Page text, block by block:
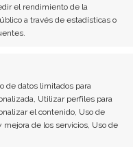
el rendimiento de la
a través de estadísticas o
de datos limitados para
Utilizar perfiles para
el contenido, Uso de
de los servicios, Uso de
te
ingresos
de
a USD
Línea